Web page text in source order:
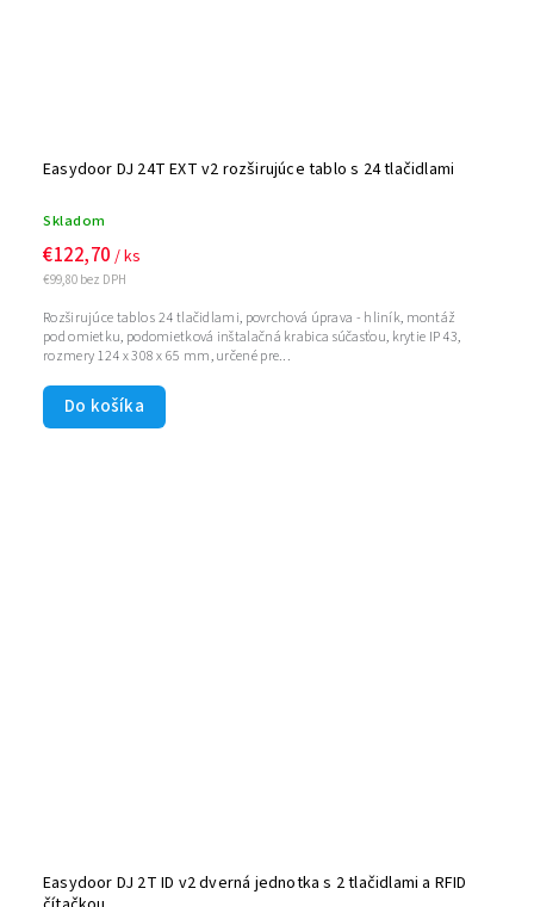
Easydoor DJ 24T EXT v2 rozširujúce tablo s 24 tlačidlami
Skladom
€99,80 bez DPH
€122,70 / ks
Do košíka
Rozširujúce tablo s 24 tlačidlami, povrchová úprava - hliník, montáž
pod omietku, podomietková inštalačná krabica súčasťou, krytie IP 43,
rozmery 124 x 308 x 65 mm, určené pre...
Easydoor DJ 2T ID v2 dverná jednotka s 2 tlačidlami a RFID